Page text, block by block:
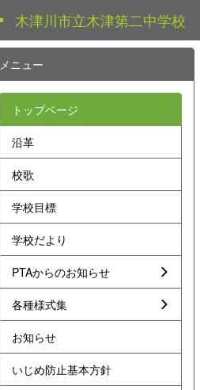
木津川市立木津第二中学校
メニュー
トップページ
沿革
校歌
学校目標
学校だより
PTAからのお知らせ
各種様式集
お知らせ
いじめ防止基本方針